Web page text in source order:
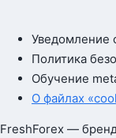
Уведомление
Политика
Обучение
О файлах
FreshForex —